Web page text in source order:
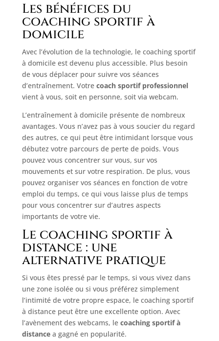
Les bénéfices du
coaching sportif à
domicile
Avec l’évolution de la technologie, le coaching sportif
à domicile est devenu plus accessible. Plus besoin
de vous déplacer pour suivre vos séances
d’entraînement. Votre coach sportif professionnel
vient à vous, soit en personne, soit via webcam.
L’entraînement à domicile présente de nombreux
avantages. Vous n’avez pas à vous soucier du regard
des autres, ce qui peut être intimidant lorsque vous
débutez votre parcours de perte de poids. Vous
pouvez vous concentrer sur vous, sur vos
mouvements et sur votre respiration. De plus, vous
pouvez organiser vos séances en fonction de votre
emploi du temps, ce qui vous laisse plus de temps
pour vous concentrer sur d’autres aspects
importants de votre vie.
Le coaching sportif à
distance : une
alternative pratique
Si vous êtes pressé par le temps, si vous vivez dans
une zone isolée ou si vous préférez simplement
l’intimité de votre propre espace, le coaching sportif
à distance peut être une excellente option. Avec
l’avènement des webcams, le coaching sportif à
distancea gagné en popularité.